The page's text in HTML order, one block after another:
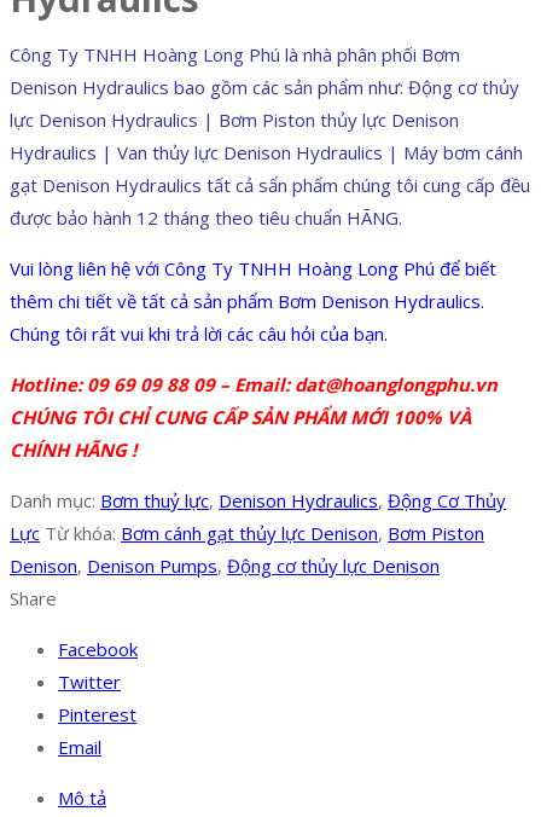
Công Ty TNHH Hoàng Long Phú là nhà phân phối Bơm
Denison Hydraulics bao gồm các sản phẩm như: Động cơ thủy
lực Denison Hydraulics | Bơm Piston thủy lực Denison
Hydraulics | Van thủy lực Denison Hydraulics | Máy bơm cánh
gạt Denison Hydraulics tất cả sẩn phẩm chúng tôi cung cấp đều
được bảo hành 12 tháng theo tiêu chuẩn HÃNG.
Vui lòng liên hệ với Công Ty TNHH Hoàng Long Phú để biết
thêm chi tiết về tất cả sản phẩm Bơm Denison Hydraulics.
Chúng tôi rất vui khi trả lời các câu hỏi của bạn.
Hotline: 09 69 09 88 09 – Email: dat@hoanglongphu.vn
CHÚNG TÔI CHỈ CUNG CẤP SẢN PHẨM MỚI 100% VÀ
CHÍNH HÃNG !
Danh mục: Bơm thuỷ lực, Denison Hydraulics, Động Cơ Thủy
Lực Từ khóa: Bơm cánh gạt thủy lực Denison, Bơm Piston
Denison, Denison Pumps, Động cơ thủy lực Denison
Share
Facebook
Twitter
Pinterest
Email
Mô tả